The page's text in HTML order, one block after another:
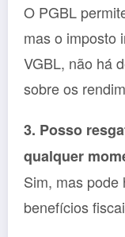
O PGBL
mas o imposto
VGBL, não há
sobre os
3. Posso
qualquer
Sim, mas pode
benefícios